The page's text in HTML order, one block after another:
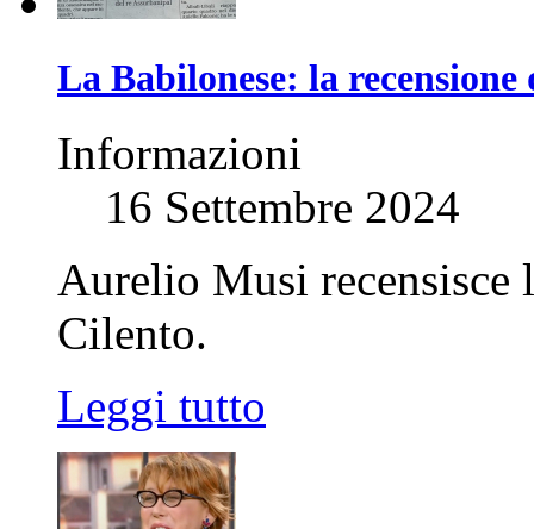
La Babilonese: la
Informazioni
16 Settembre 2024
Aurelio Musi
Cilento.
Leggi tutto